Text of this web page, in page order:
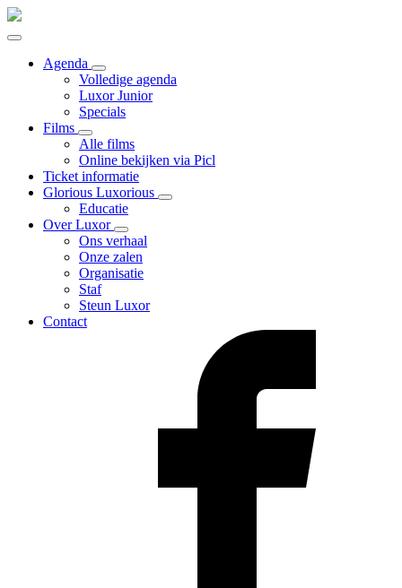
Agenda
Volledige agenda
Luxor Junior
Specials
Films
Alle films
Online bekijken via Picl
Ticket informatie
Glorious Luxorious
Educatie
Over Luxor
Ons verhaal
Onze zalen
Organisatie
Staf
Steun Luxor
Contact